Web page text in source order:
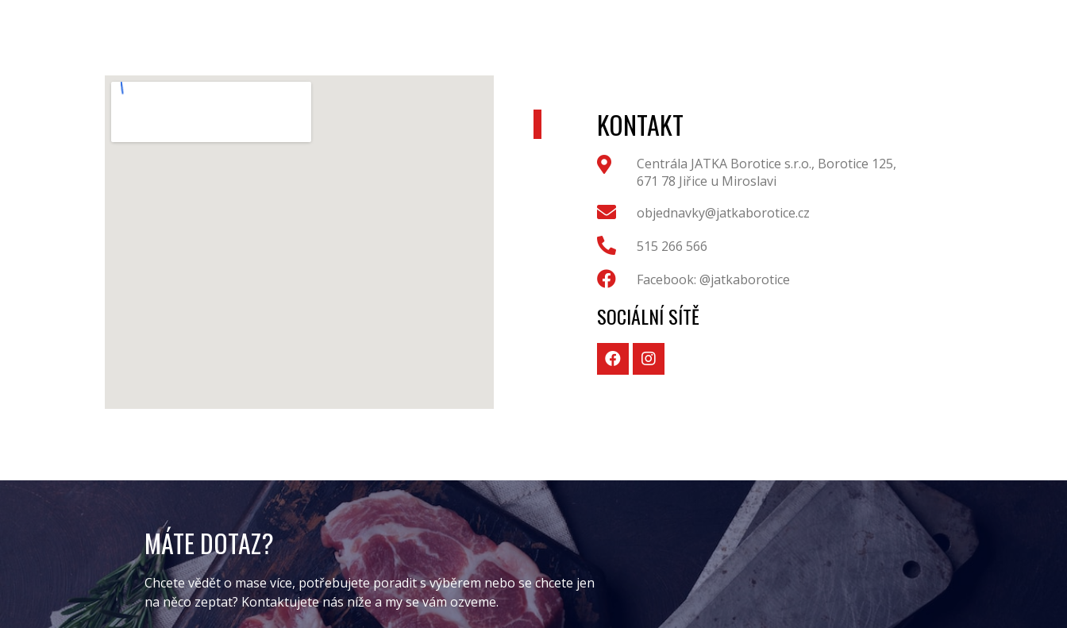
KONTAKT
Centrála JATKA Borotice s.r.o., Borotice 125,
671 78 Jiřice u Miroslavi
objednavky@jatkaborotice.cz
515 266 566
Facebook: @jatkaborotice
SOCIÁLNÍ SÍTĚ
MÁTE DOTAZ?
Chcete vědět o mase více, potřebujete poradit s výběrem nebo se chcete jen
na něco zeptat? Kontaktujete nás níže a my se vám ozveme.